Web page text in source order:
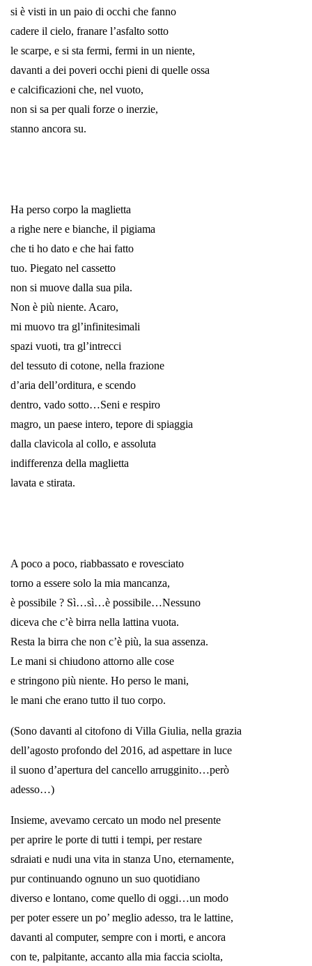
si è visti in un paio di occhi che fanno
cadere il cielo, franare l’asfalto sotto
le scarpe, e si sta fermi, fermi in un niente,
davanti a dei poveri occhi pieni di quelle ossa
e calcificazioni che, nel vuoto,
non si sa per quali forze o inerzie,
stanno ancora su.
Ha perso corpo la maglietta
a righe nere e bianche, il pigiama
che ti ho dato e che hai fatto
tuo. Piegato nel cassetto
non si muove dalla sua pila.
Non è più niente. Acaro,
mi muovo tra gl’infinitesimali
spazi vuoti, tra gl’intrecci
del tessuto di cotone, nella frazione
d’aria dell’orditura, e scendo
dentro, vado sotto…Seni e respiro
magro, un paese intero, tepore di spiaggia
dalla clavicola al collo, e assoluta
indifferenza della maglietta
lavata e stirata.
A poco a poco, riabbassato e rovesciato
torno a essere solo la mia mancanza,
è possibile ? Sì…sì…è possibile…Nessuno
diceva che c’è birra nella lattina vuota.
Resta la birra che non c’è più, la sua assenza.
Le mani si chiudono attorno alle cose
e stringono più niente. Ho perso le mani,
le mani che erano tutto il tuo corpo.
(Sono davanti al citofono di Villa Giulia, nella grazia
dell’agosto profondo del 2016, ad aspettare in luce
il suono d’apertura del cancello arrugginito…però
adesso…)
Insieme, avevamo cercato un modo nel presente
per aprire le porte di tutti i tempi, per restare
sdraiati e nudi una vita in stanza Uno, eternamente,
pur continuando ognuno un suo quotidiano
diverso e lontano, come quello di oggi…un modo
per poter essere un po’ meglio adesso, tra le lattine,
davanti al computer, sempre con i morti, e ancora
con te, palpitante, accanto alla mia faccia sciolta,